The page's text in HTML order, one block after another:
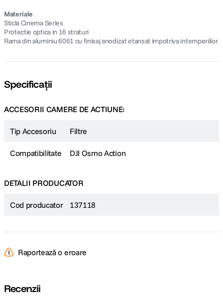
Materiale
Sticla Cinema Series
Protectie optica in 16 straturi
Rama din aluminiu 6061 cu finisaj anodizat etansat impotriva intemperiilor
Specificații
ACCESORII CAMERE DE ACTIUNE:
Tip Accesoriu Filtre
Compatibilitate DJI Osmo Action
DETALII PRODUCATOR
Cod producator 137118
Raportează o eroare
Recenzii